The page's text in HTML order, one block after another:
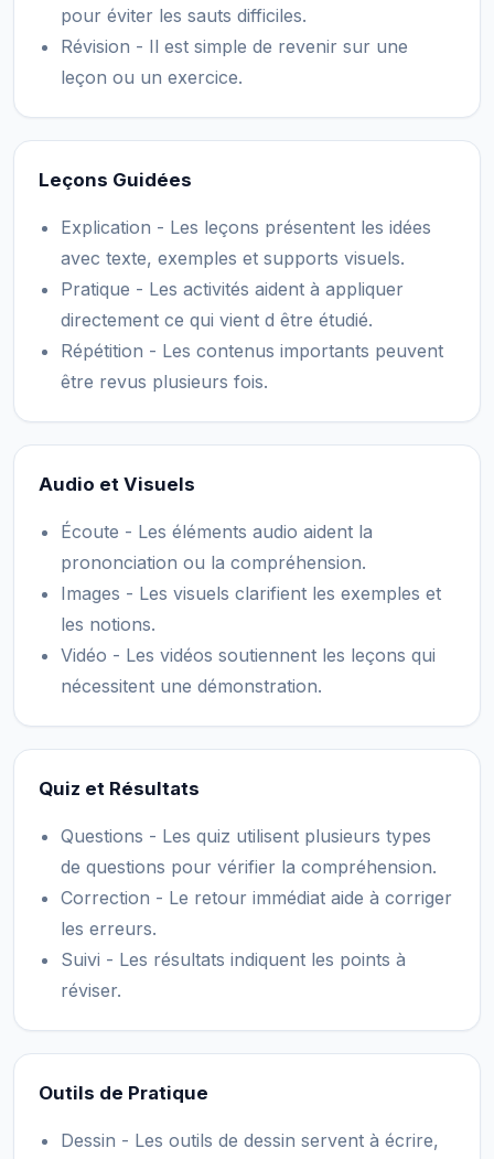
pour éviter les sauts difficiles.
Révision - Il est simple de revenir sur une
leçon ou un exercice.
Leçons Guidées
Explication - Les leçons présentent les idées
avec texte, exemples et supports visuels.
Pratique - Les activités aident à appliquer
directement ce qui vient d être étudié.
Répétition - Les contenus importants peuvent
être revus plusieurs fois.
Audio et Visuels
Écoute - Les éléments audio aident la
prononciation ou la compréhension.
Images - Les visuels clarifient les exemples et
les notions.
Vidéo - Les vidéos soutiennent les leçons qui
nécessitent une démonstration.
Quiz et Résultats
Questions - Les quiz utilisent plusieurs types
de questions pour vérifier la compréhension.
Correction - Le retour immédiat aide à corriger
les erreurs.
Suivi - Les résultats indiquent les points à
réviser.
Outils de Pratique
Dessin - Les outils de dessin servent à écrire,